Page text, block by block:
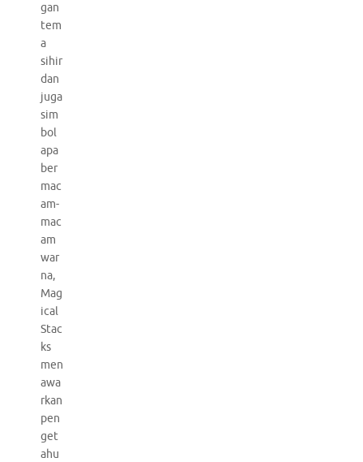
gan
tem
a
sihir
dan
juga
sim
bol
apa
ber
mac
am-
mac
am
war
na,
Mag
ical
Stac
ks
men
awa
rkan
pen
get
ahu